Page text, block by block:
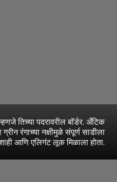
तिच्या पदरावरील बॉर्डर. अँटिक
रंगाच्या नक्षीमुळे संपूर्ण साडीला
आणि एलिगंट लूक मिळाला होता.